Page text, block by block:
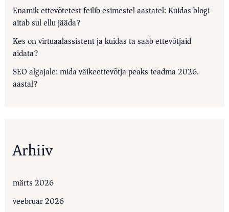
Enamik ettevõtetest feilib esimestel aastatel: Kuidas blogi
aitab sul ellu jääda?
Kes on virtuaalassistent ja kuidas ta saab ettevõtjaid
aidata?
SEO algajale: mida väikeettevõtja peaks teadma 2026.
aastal?
Arhiiv
märts 2026
veebruar 2026